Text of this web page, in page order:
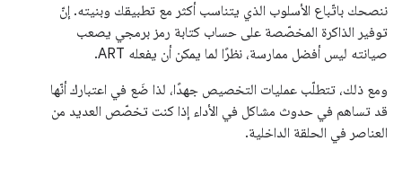
ننصحك باتّباع الأسلوب الذي يتناسب أكثر مع تطبيقك وبنيته. إنّ
توفير الذاكرة المخصّصة على حساب كتابة رمز برمجي يصعب
صيانته ليس أفضل ممارسة، نظرًا لما يمكن أن يفعله ART.
ومع ذلك، تتطلّب عمليات التخصيص جهدًا، لذا ضَع في اعتبارك أنّها
قد تساهم في حدوث مشاكل في الأداء إذا كنت تخصّص العديد من
العناصر في الحلقة الداخلية.